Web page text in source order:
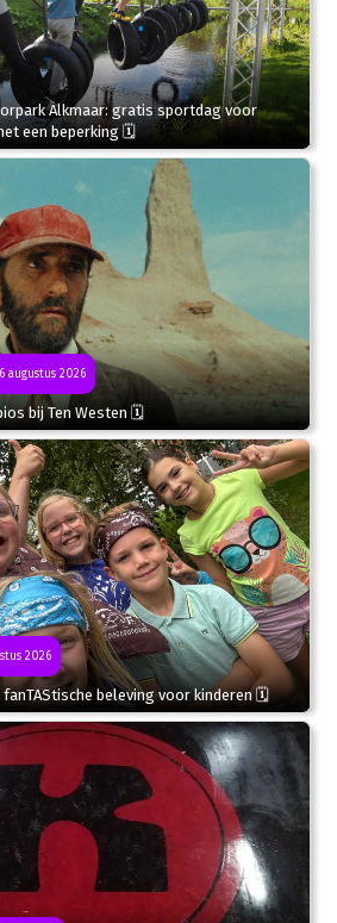
Alkmaar: gratis sportdag voor
een beperking 🗓
augustus 2026
bij Ten Westen 🗓
2026
fanTAStische beleving voor kinderen 🗓